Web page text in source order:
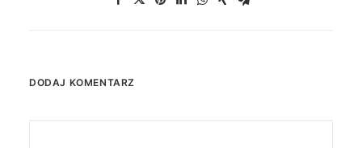
DODAJ KOMENTARZ